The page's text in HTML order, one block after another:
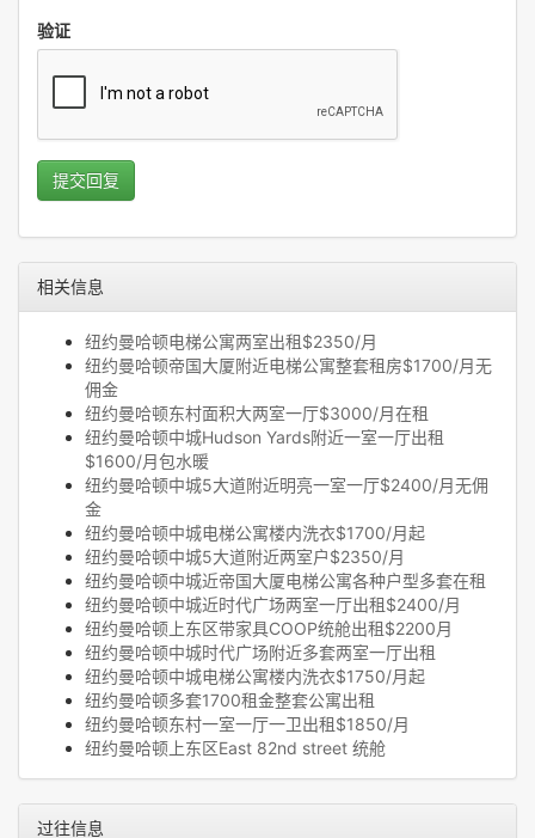
验证
提交回复
相关信息
纽约曼哈顿电梯公寓两室出租$2350/月
纽约曼哈顿帝国大厦附近电梯公寓整套租房$1700/月无
佣金
纽约曼哈顿东村面积大两室一厅$3000/月在租
纽约曼哈顿中城Hudson Yards附近一室一厅出租
$1600/月包水暖
纽约曼哈顿中城5大道附近明亮一室一厅$2400/月无佣
金
纽约曼哈顿中城电梯公寓楼内洗衣$1700/月起
纽约曼哈顿中城5大道附近两室户$2350/月
纽约曼哈顿中城近帝国大厦电梯公寓各种户型多套在租
纽约曼哈顿中城近时代广场两室一厅出租$2400/月
纽约曼哈顿上东区带家具COOP统舱出租$2200月
纽约曼哈顿中城时代广场附近多套两室一厅出租
纽约曼哈顿中城电梯公寓楼内洗衣$1750/月起
纽约曼哈顿多套1700租金整套公寓出租
纽约曼哈顿东村一室一厅一卫出租$1850/月
纽约曼哈顿上东区East 82nd street 统舱
过往信息